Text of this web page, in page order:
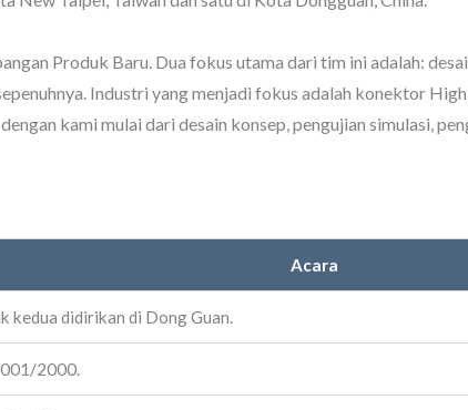
Produk Baru. Dua fokus utama dari tim ini adalah:
Industri yang menjadi fokus adalah konektor
kami mulai dari desain konsep, pengujian simulasi,
Acara
kedua didirikan di Dong Guan.
2000.